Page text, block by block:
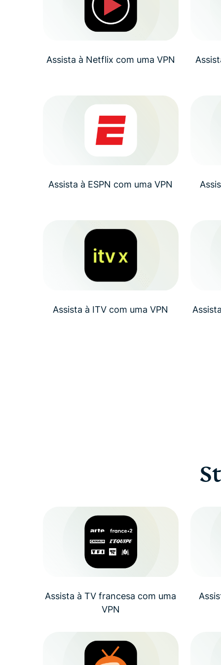
Assista à Netflix com uma VPN
Assista à ESPN com uma VPN
Assista à ITV com uma VPN
Assista à TV francesa com uma
VPN